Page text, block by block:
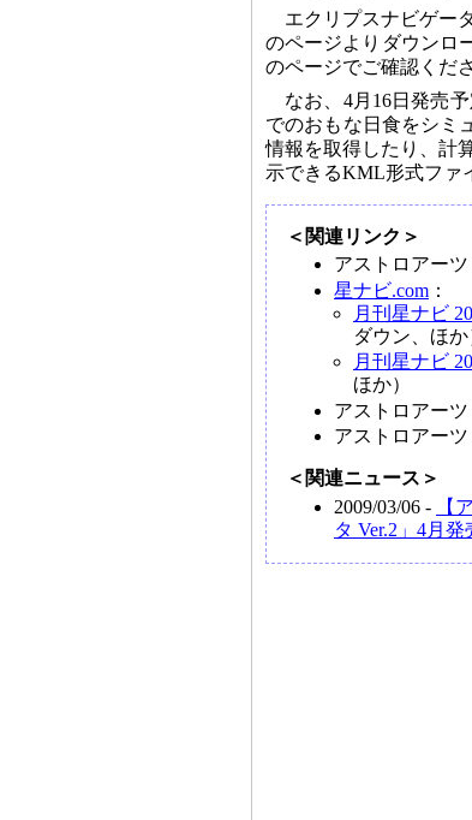
エクリプスナビゲー
のページよりダウンロ
のページでご確認くださ
なお、4月16日発売
でのおもな日食をシミ
情報を取得したり、計
示できるKML形式ファ
＜関連リンク＞
アストロアーツ
星ナビ.com ：
月刊星ナビ
ダウン、ほか
月刊星ナビ
ほか）
アストロアーツ
アストロアーツ
＜関連ニュース＞
2009/03/06 -
【
タ Ver.2」4月発